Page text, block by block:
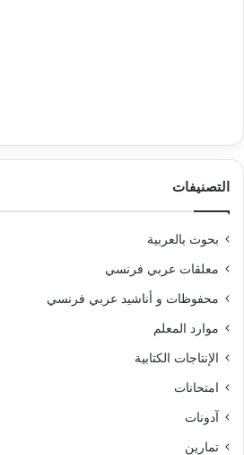
التصنيفات
بحوث بالعربية
معلقات عربي فرنسي
محفوظات و أناشيد عربي فرنسي
موارد المعلم
الإنتاجات الكتابية
امتحانات
آدونات
تمارين